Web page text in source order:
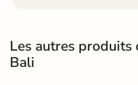
Les autres
Bali